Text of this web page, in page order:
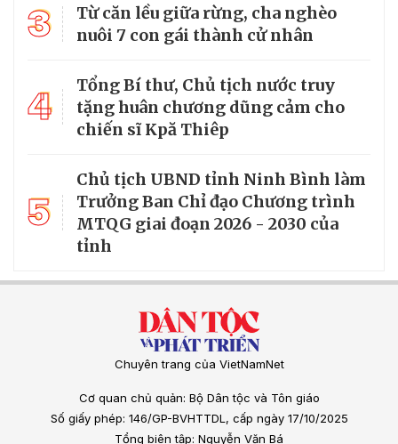
3
Từ căn lều giữa rừng, cha nghèo
nuôi 7 con gái thành cử nhân
4
Tổng Bí thư, Chủ tịch nước truy
tặng huân chương dũng cảm cho
chiến sĩ Kpă Thiêp
5
Chủ tịch UBND tỉnh Ninh Bình làm
Trưởng Ban Chỉ đạo Chương trình
MTQG giai đoạn 2026 - 2030 của
tỉnh
Chuyên trang của VietNamNet
Cơ quan chủ quản: Bộ Dân tộc và Tôn giáo
Số giấy phép: 146/GP-BVHTTDL, cấp ngày 17/10/2025
Tổng biên tập: Nguyễn Văn Bá